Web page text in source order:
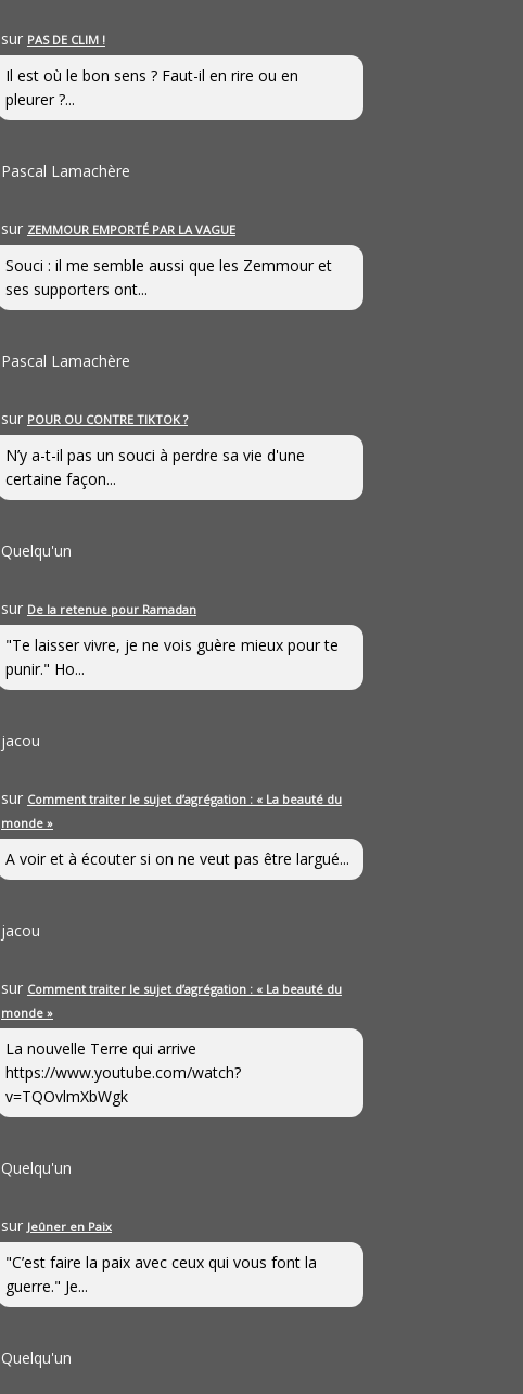
sur PAS DE CLIM !
Il est où le bon sens ? Faut-il en rire ou en
pleurer ?...
Pascal Lamachère
sur ZEMMOUR EMPORTÉ PAR LA VAGUE
Souci : il me semble aussi que les Zemmour et
ses supporters ont...
Pascal Lamachère
sur POUR OU CONTRE TIKTOK ?
N’y a-t-il pas un souci à perdre sa vie d'une
certaine façon...
Quelqu'un
sur De la retenue pour Ramadan
"Te laisser vivre, je ne vois guère mieux pour te
punir." Ho...
jacou
sur Comment traiter le sujet d’agrégation : « La beauté du
monde »
A voir et à écouter si on ne veut pas être largué...
jacou
sur Comment traiter le sujet d’agrégation : « La beauté du
monde »
La nouvelle Terre qui arrive
https://www.youtube.com/watch?
v=TQOvlmXbWgk
Quelqu'un
sur Jeûner en Paix
"C’est faire la paix avec ceux qui vous font la
guerre." Je...
Quelqu'un